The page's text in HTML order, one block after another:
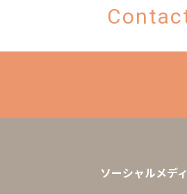
ソーシャルメデ